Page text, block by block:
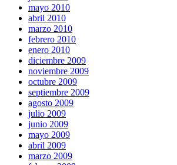
mayo 2010
abril 2010
marzo 2010
febrero 2010
enero 2010
diciembre 2009
noviembre 2009
octubre 2009
septiembre 2009
agosto 2009
julio 2009
junio 2009
mayo 2009
abril 2009
marzo 2009